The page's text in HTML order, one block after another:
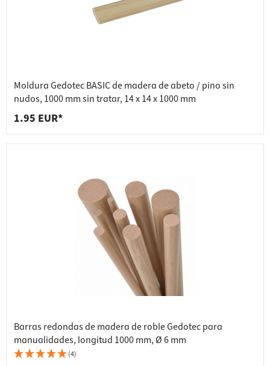
Moldura Gedotec BASIC de madera de abeto / pino sin
nudos, 1000 mm sin tratar, 14 x 14 x 1000 mm
1.95 EUR*
Barras redondas de madera de roble Gedotec para
manualidades, longitud 1000 mm, Ø 6 mm
(4)